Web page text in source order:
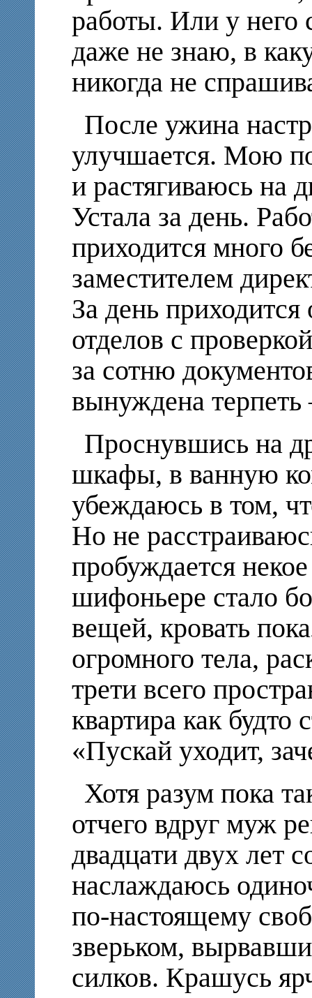
работы. Или у него
даже не знаю, в
никогда не
После ужина
улучшается. Мою
и растягиваюсь на
Устала за день.
приходится много
заместителем
За день приходится
отделов с
за сотню
вынуждена
Проснувшись на
шкафы, в ванную
убеждаюсь в том,
Но не
пробуждается
шифоньере стало
вещей, кровать
огромного тела,
трети всего
квартира как будто
«Пускай уходит,
Хотя разум пока
отчего вдруг муж
двадцати двух лет
наслаждаюсь
по-настоящему
зверьком,
силков. Крашусь